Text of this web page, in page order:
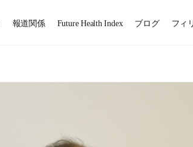
報道関係 Future Health Index ブログ フィ